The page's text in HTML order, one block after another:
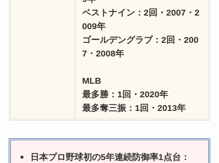
ベストナイン：2回・2007・2
009年
ゴールデングラブ：2回・200
7・2008年
MLB
最多勝：1回・2020年
最多奪三振：1回・2013年
日本プロ野球初の5年連続防御率1点台：